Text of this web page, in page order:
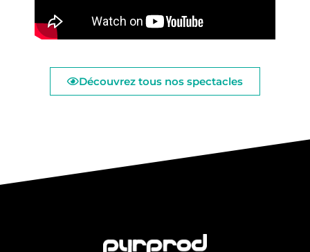
Découvrez tous nos spectacles